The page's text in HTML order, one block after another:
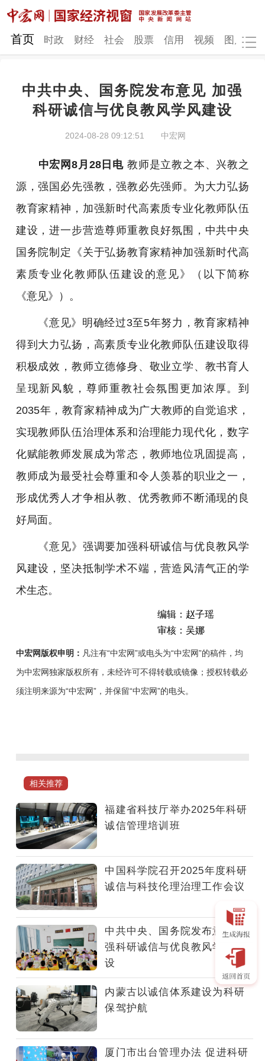
网站地图
时政 财经 社会 股票
图片
地方发展
首页 时政 财经 社会 股票 信用 视频 图片
中共中央、国务院发布意见 加强
科研诚信与优良教风学风建设
2024-08-28 09:12:51 中宏网
中宏网8月28日电 教师是立教之本、兴教之
源，强国必先强教，强教必先强师。为大力弘扬
教育家精神，加强新时代高素质专业化教师队伍
建设，进一步营造尊师重教良好氛围，中共中央
国务院制定《关于弘扬教育家精神加强新时代高
素质专业化教师队伍建设的意见》（以下简称
《意见》）。
《意见》明确经过3至5年努力，教育家精神
得到大力弘扬，高素质专业化教师队伍建设取得
积极成效，教师立德修身、敬业立学、教书育人
呈现新风貌，尊师重教社会氛围更加浓厚。到
2035年，教育家精神成为广大教师的自觉追求，
实现教师队伍治理体系和治理能力现代化，数字
化赋能教师发展成为常态，教师地位巩固提高，
教师成为最受社会尊重和令人羡慕的职业之一，
形成优秀人才争相从教、优秀教师不断涌现的良
好局面。
《意见》强调要加强科研诚信与优良教风学
风建设，坚决抵制学术不端，营造风清气正的学
术生态。
编辑：赵子瑶
审核：吴娜
中宏网版权申明： 凡注有“中宏网”或电头为“中宏网”的稿件，均
为中宏网独家版权所有，未经许可不得转载或镜像；授权转载必
须注明来源为“中宏网”，并保留“中宏网”的电头。
教
本、
兴
教
之
源，
强
国
必
先
强
教，
强
教
必
先
强
师。
相关推荐
福建省科技厅举办2025年科研
诚信管理培训班
中国科学院召开2025年度科研
诚信与科技伦理治理工作会议
中共中央、国务院发布意见 加
强科研诚信与优良教风学风建
设
内蒙古以诚信体系建设为科研
保驾护航
厦门市出台管理办法 促进科研